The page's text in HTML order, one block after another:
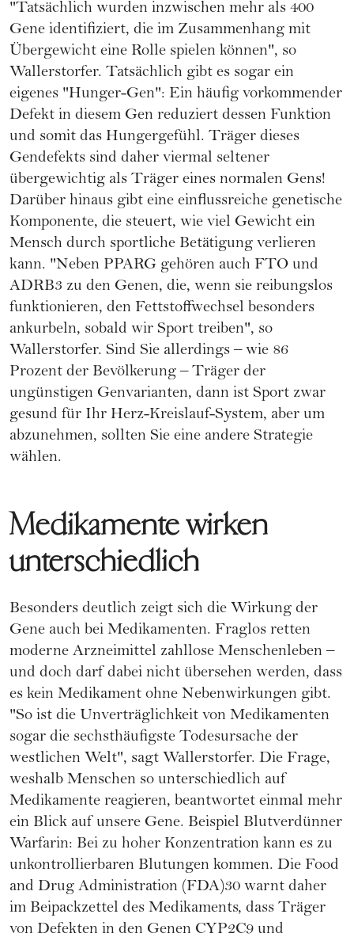
"Tatsächlich wurden inzwischen mehr als 400
Gene identifiziert, die im Zusammenhang mit
Übergewicht eine Rolle spielen können", so
Wallerstorfer. Tatsächlich gibt es sogar ein
eigenes "Hunger-Gen": Ein häufig vorkommender
Defekt in diesem Gen reduziert dessen Funktion
und somit das Hungergefühl. Träger dieses
Gendefekts sind daher viermal seltener
übergewichtig als Träger eines normalen Gens!
Darüber hinaus gibt eine einflussreiche genetische
Komponente, die steuert, wie viel Gewicht ein
Mensch durch sportliche Betätigung verlieren
kann. "Neben PPARG gehören auch FTO und
ADRB3 zu den Genen, die, wenn sie reibungslos
funktionieren, den Fettstoffwechsel besonders
ankurbeln, sobald wir Sport treiben", so
Wallerstorfer. Sind Sie allerdings – wie 86
Prozent der Bevölkerung – Träger der
ungünstigen Genvarianten, dann ist Sport zwar
gesund für Ihr Herz-Kreislauf-System, aber um
abzunehmen, sollten Sie eine andere Strategie
wählen.
Medikamente wirken
unterschiedlich
Besonders deutlich zeigt sich die Wirkung der
Gene auch bei Medikamenten. Fraglos retten
moderne Arzneimittel zahllose Menschenleben –
und doch darf dabei nicht übersehen werden, dass
es kein Medikament ohne Nebenwirkungen gibt.
"So ist die Unverträglichkeit von Medikamenten
sogar die sechsthäufigste Todesursache der
westlichen Welt", sagt Wallerstorfer. Die Frage,
weshalb Menschen so unterschiedlich auf
Medikamente reagieren, beantwortet einmal mehr
ein Blick auf unsere Gene. Beispiel Blutverdünner
Warfarin: Bei zu hoher Konzentration kann es zu
unkontrollierbaren Blutungen kommen. Die Food
and Drug Administration (FDA)30 warnt daher
im Beipackzettel des Medikaments, dass Träger
von Defekten in den Genen CYP2C9 und